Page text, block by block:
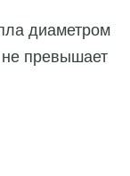
диаметром
превышает